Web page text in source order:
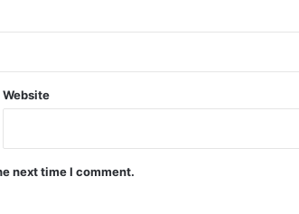
Website
next time I comment.